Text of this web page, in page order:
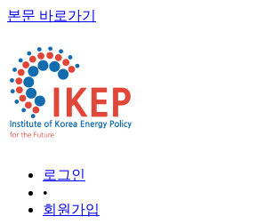
본문 바로가기
로그인
•
회원가입